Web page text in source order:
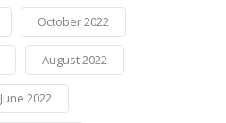
October 2022
August 2022
June 2022